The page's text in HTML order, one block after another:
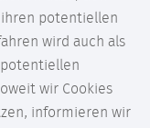
ihren potentiellen
wird auch als
potentiellen
wir Cookies
informieren wir